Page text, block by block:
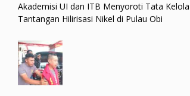
Akademisi UI dan ITB Menyoroti Tata
Tantangan Hilirisasi Nikel di Pulau Obi